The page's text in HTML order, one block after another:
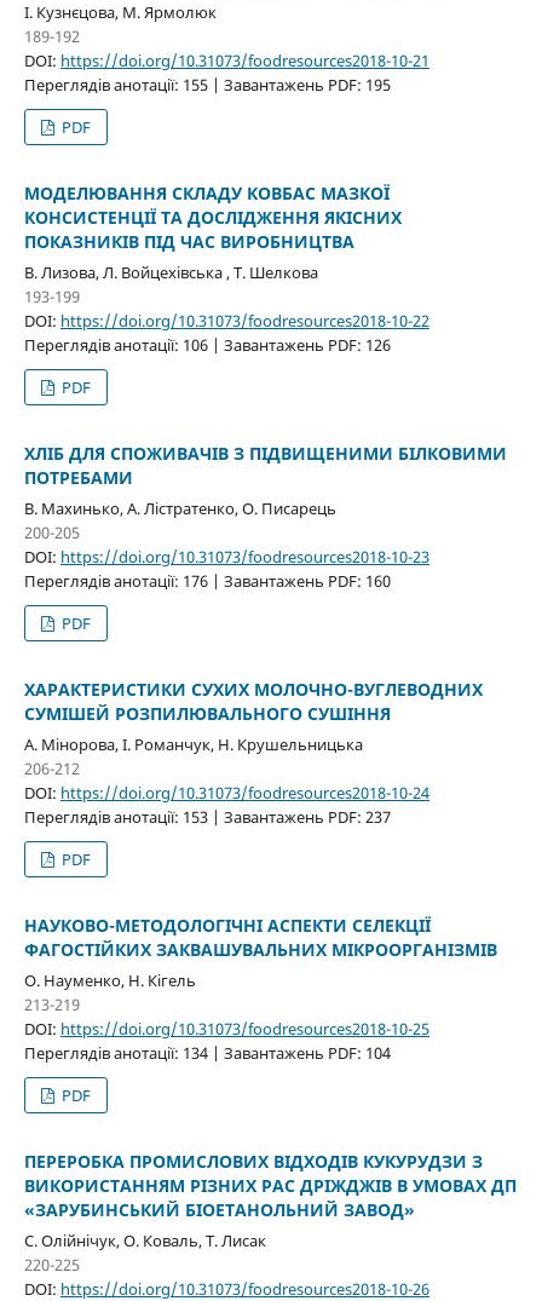
І. Кузнєцова, М. Ярмолюк
189-192
DOI: https://doi.org/10.31073/foodresources2018-10-21
Переглядів анотації: 155 | Завантажень PDF: 195
PDF
МОДЕЛЮВАННЯ СКЛАДУ КОВБАС МАЗКОЇ
КОНСИСТЕНЦІЇ ТА ДОСЛІДЖЕННЯ ЯКІСНИХ
ПОКАЗНИКІВ ПІД ЧАС ВИРОБНИЦТВА
В. Лизова, Л. Войцехівська , Т. Шелкова
193-199
DOI: https://doi.org/10.31073/foodresources2018-10-22
Переглядів анотації: 106 | Завантажень PDF: 126
PDF
ХЛІБ ДЛЯ СПОЖИВАЧІВ З ПІДВИЩЕНИМИ БІЛКОВИМИ
ПОТРЕБАМИ
В. Махинько, А. Лістратенко, О. Писарець
200-205
DOI: https://doi.org/10.31073/foodresources2018-10-23
Переглядів анотації: 176 | Завантажень PDF: 160
PDF
ХАРАКТЕРИСТИКИ СУХИХ МОЛОЧНО-ВУГЛЕВОДНИХ
СУМІШЕЙ РОЗПИЛЮВАЛЬНОГО СУШІННЯ
А. Мінорова, І. Романчук, Н. Крушельницька
206-212
DOI: https://doi.org/10.31073/foodresources2018-10-24
Переглядів анотації: 153 | Завантажень PDF: 237
PDF
НАУКОВО-МЕТОДОЛОГІЧНІ АСПЕКТИ СЕЛЕКЦІЇ
ФАГОСТІЙКИХ ЗАКВАШУВАЛЬНИХ МІКРООРГАНІЗМІВ
О. Науменко, Н. Кігель
213-219
DOI: https://doi.org/10.31073/foodresources2018-10-25
Переглядів анотації: 134 | Завантажень PDF: 104
PDF
ПЕРЕРОБКА ПРОМИСЛОВИХ ВІДХОДІВ КУКУРУДЗИ З
ВИКОРИСТАННЯМ РІЗНИХ РАС ДРІЖДЖІВ В УМОВАХ ДП
«ЗАРУБИНСЬКИЙ БІОЕТАНОЛЬНИЙ ЗАВОД»
С. Олійнічук, О. Коваль, Т. Лисак
220-225
DOI: https://doi.org/10.31073/foodresources2018-10-26